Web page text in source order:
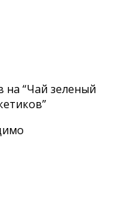
на “Чай зеленый